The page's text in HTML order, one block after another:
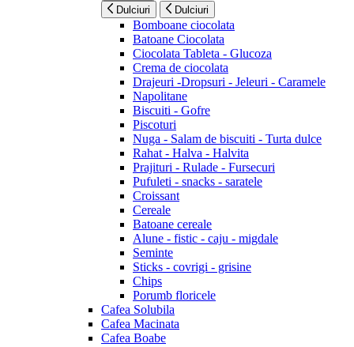
Dulciuri Dulciuri
Bomboane ciocolata
Batoane Ciocolata
Ciocolata Tableta - Glucoza
Crema de ciocolata
Drajeuri -Dropsuri - Jeleuri - Caramele
Napolitane
Biscuiti - Gofre
Piscoturi
Nuga - Salam de biscuiti - Turta dulce
Rahat - Halva - Halvita
Prajituri - Rulade - Fursecuri
Pufuleti - snacks - saratele
Croissant
Cereale
Batoane cereale
Alune - fistic - caju - migdale
Seminte
Sticks - covrigi - grisine
Chips
Porumb floricele
Cafea Solubila
Cafea Macinata
Cafea Boabe